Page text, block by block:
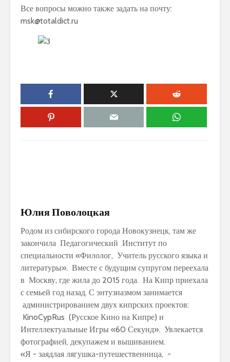
Все вопросы можно также задать на почту:
msk@totaldict.ru
Юлия Поволоцкая
Родом из сибирского города Новокузнецк, там же
закончила Педагогический Институт по
специальности «Филолог, Учитель русского языка и
литературы». Вместе с будущим супругом переехала
в Москву, где жила до 2015 года. На Кипр приехала
с семьей год назад. С энтузиазмом занимается
администрированием двух кипрских проектов:
KinoCypRus (Русское Кино на Кипре) и
Интеллектуальные Игры «60 Секунд». Увлекается
фотографией, декупажем и вышиванием.
«Я - заядлая лягушка-путешественница, -